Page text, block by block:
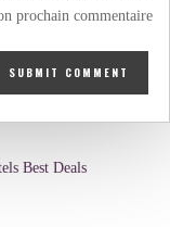
prochain commentaire.
Best Deals